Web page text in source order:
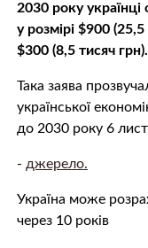
2030 року
у розмірі $900
$300 (8,5 тисяч грн).
Така заява
української
до 2030 року 6
- джерело.
Україна може
через 10 років